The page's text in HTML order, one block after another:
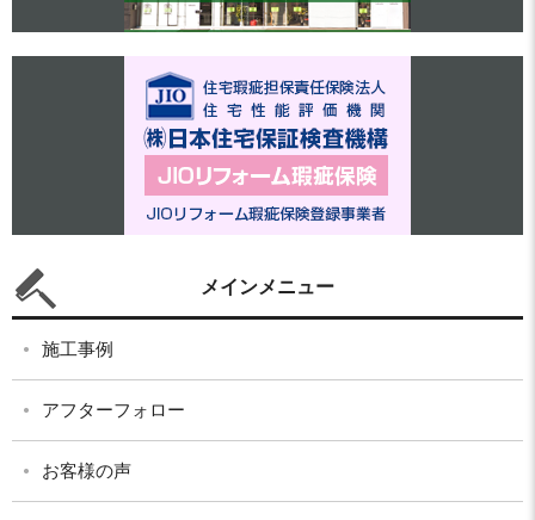
メインメニュー
施工事例
アフターフォロー
お客様の声